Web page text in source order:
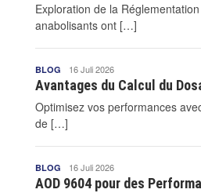
Exploration de la
anabolisants ont […]
BLOG Mnctvano2
Mnctvano2
16 Juli 2026
Avantages du Calcul du
Optimisez vos performances
de […]
BLOG Mnctvano2
Mnctvano2
16 Juli 2026
AOD 9604 pour des